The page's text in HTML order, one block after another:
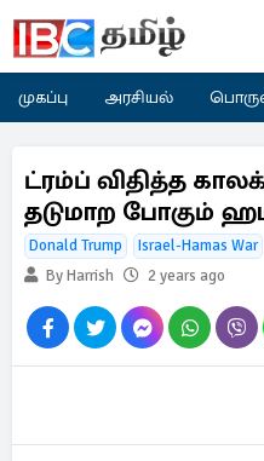
முகப்பு அரசியல்
ட்ரம்ப் விதித்த
தடுமாற போகும்
Donald Trump
Israel-Hamas War
By Harrish
2 years ago